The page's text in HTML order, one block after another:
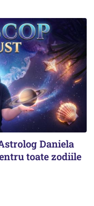
Daniela
toate zodiile